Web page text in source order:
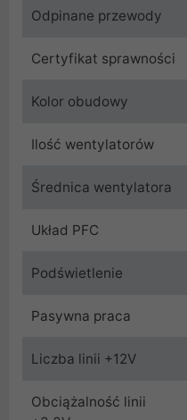
Odpinane przewody
Certyfikat sprawności
Kolor obudowy
Ilość wentylatorów
Średnica wentylatora
Układ PFC
Podświetlenie
Pasywna praca
Liczba linii +12V
Obciążalność linii